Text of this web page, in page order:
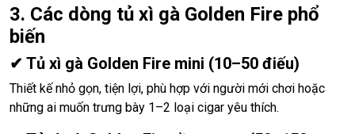
3. Các dòng tủ xì gà Golden Fire phổ
biến
✔ Tủ xì gà Golden Fire mini (10–50 điếu)
Thiết kế nhỏ gọn, tiện lợi, phù hợp với người mới chơi hoặc
những ai muốn trưng bày 1–2 loại cigar yêu thích.